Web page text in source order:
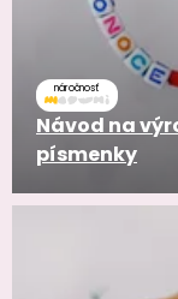
náročnosť
Návod na
písmenky